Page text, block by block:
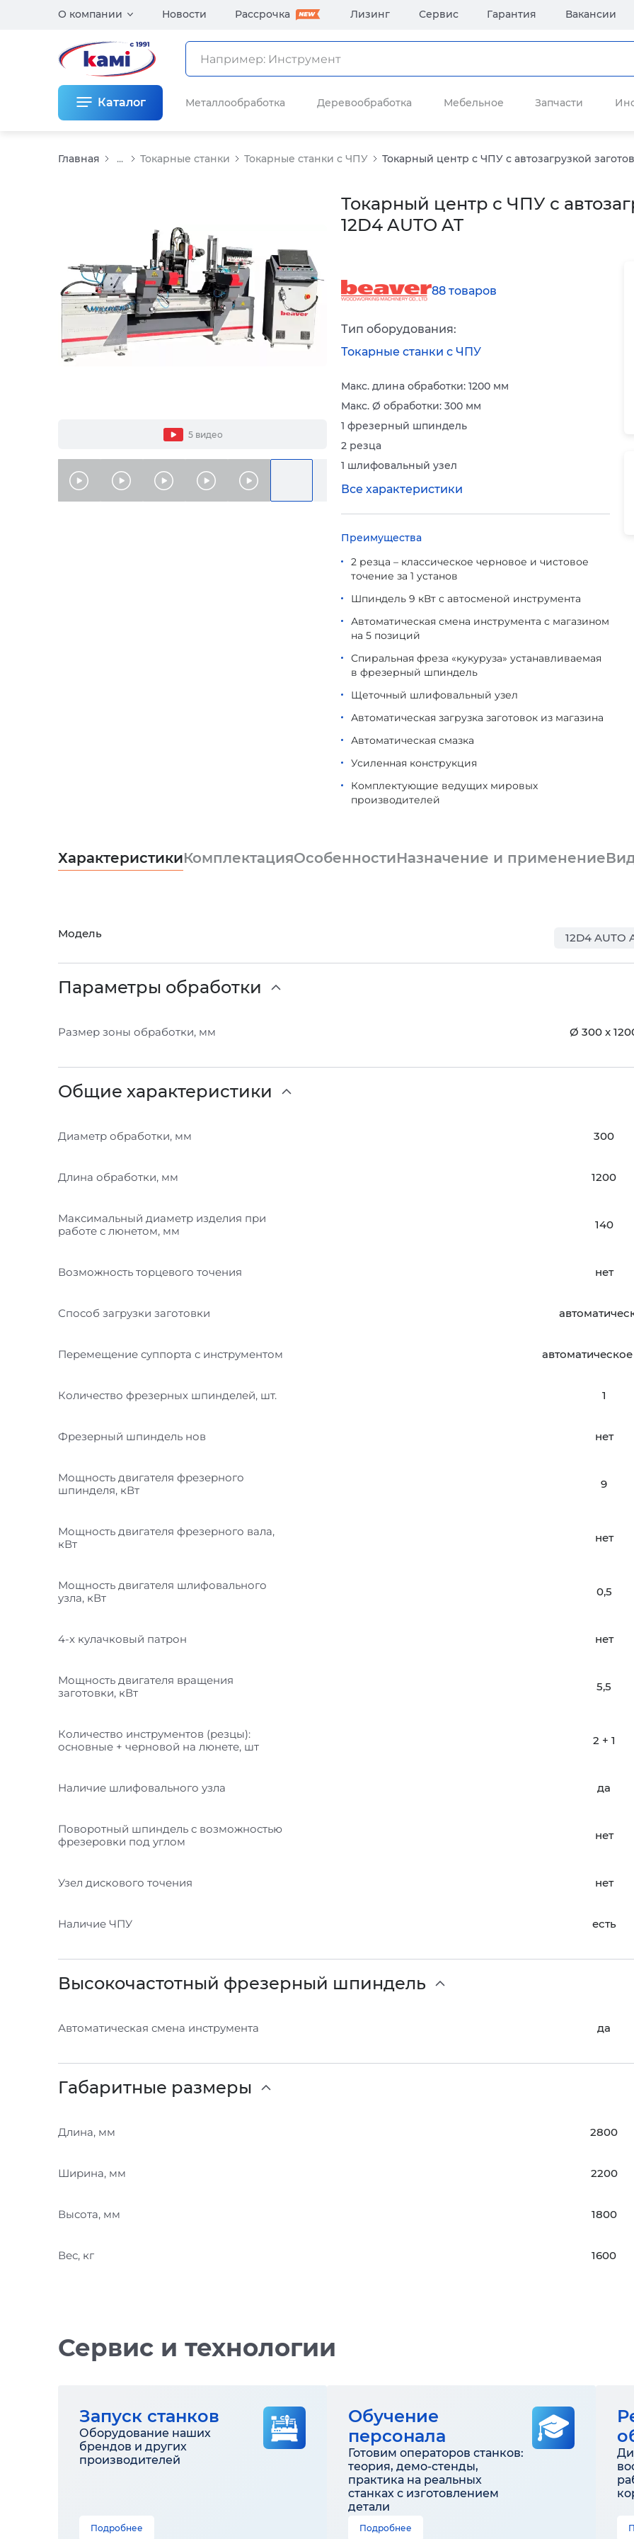
О компании Новости Рассрочка Лизинг Сервис Гарантия Вакансии
Каталог Металлообработка Деревообработка Мебельное Запчасти
Главная ... Токарные станки Токарные станки с ЧПУ Токарный центр с ЧПУ с автозагрузкой
Токарный центр с ЧПУ с
12D4 AUTO AT
5 видео
88 товаров
Тип оборудования:
Токарные станки с ЧПУ
Макс. длина обработки: 1200 мм
Макс. Ø обработки: 300 мм
1 фрезерный шпиндель
2 резца
1 шлифовальный узел
Все характеристики
Преимущества
2 резца – классическое черновое и чистовое
точение за 1 установ
Шпиндель 9 кВт с автосменой инструмента
Автоматическая смена инструмента с магазином
на 5 позиций
Спиральная фреза «кукуруза» устанавливаемая
в фрезерный шпиндель
Щеточный шлифовальный узел
Автоматическая загрузка заготовок из магазина
Автоматическая смазка
Усиленная конструкция
Комплектующие ведущих мировых
производителей
ХарактеристикиКомплектацияОсобенностиНазначение и применение
Модель 12D4 AUTO
Параметры обработки
Размер зоны обработки, мм Ø 300 x
Общие характеристики
Диаметр обработки, мм 300
Длина обработки, мм 1200
Максимальный диаметр изделия при
работе с люнетом, мм
140
Возможность торцевого точения нет
Способ загрузки заготовки
Перемещение суппорта с инструментом
Количество фрезерных шпинделей, шт. 1
Фрезерный шпиндель нов нет
Мощность двигателя фрезерного
шпинделя, кВт
9
Мощность двигателя фрезерного вала,
кВт
нет
Мощность двигателя шлифовального
узла, кВт
0,5
4-х кулачковый патрон нет
Мощность двигателя вращения
заготовки, кВт
5,5
Количество инструментов (резцы):
основные + черновой на люнете, шт
2 + 1
Наличие шлифовального узла да
Поворотный шпиндель с возможностью
фрезеровки под углом
нет
Узел дискового точения нет
Наличие ЧПУ есть
Высокочастотный фрезерный шпиндель
Автоматическая смена инструмента да
Габаритные размеры
Длина, мм 2800
Ширина, мм 2200
Высота, мм 1800
Вес, кг 1600
Сервис и технологии
Запуск станков
Оборудование наших
брендов и других
производителей
Подробнее
Обучение
персонала
Готовим операторов станков:
теория, демо-стенды,
практика на реальных
станках с изготовлением
детали
Подробнее